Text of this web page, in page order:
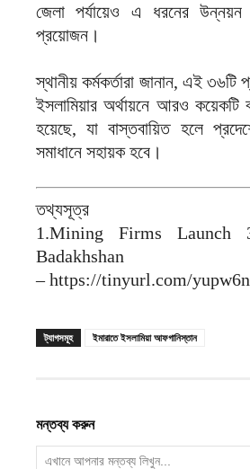
জেলা পর্যায়েও এ ধরনের উন্নয়ন
প্রয়োজন।
স্থানীয় কর্মকর্তারা জানান, এই ৩৬টি
ইসলামিয়ার অর্থায়নে আরও
হয়েছে, যা বাস্তবায়িত হলে
সমাধানে সহায়ক হবে।
তথ্যসূত্র
1.Mining Firms Launch
Badakhshan
– https://tinyurl.com/
ট্যাগসমূহ ইমারাতে ইসলামিয়া আফগানিস্তান
মন্তব্য করুন